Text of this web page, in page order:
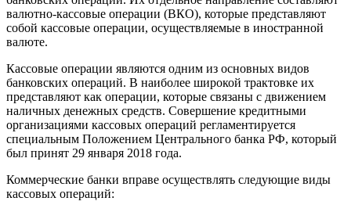
валютно-кассовые операции (ВКО), которые представляют
собой кассовые операции, осуществляемые в иностранной
валюте.
Кассовые операции являются одним из основных видов
банковских операций. В наиболее широкой трактовке их
представляют как операции, которые связаны с движением
наличных денежных средств. Совершение кредитными
организациями кассовых операций регламентируется
специальным Положением Центрального банка РФ, который
был принят 29 января 2018 года.
Коммерческие банки вправе осуществлять следующие виды
кассовых операций: